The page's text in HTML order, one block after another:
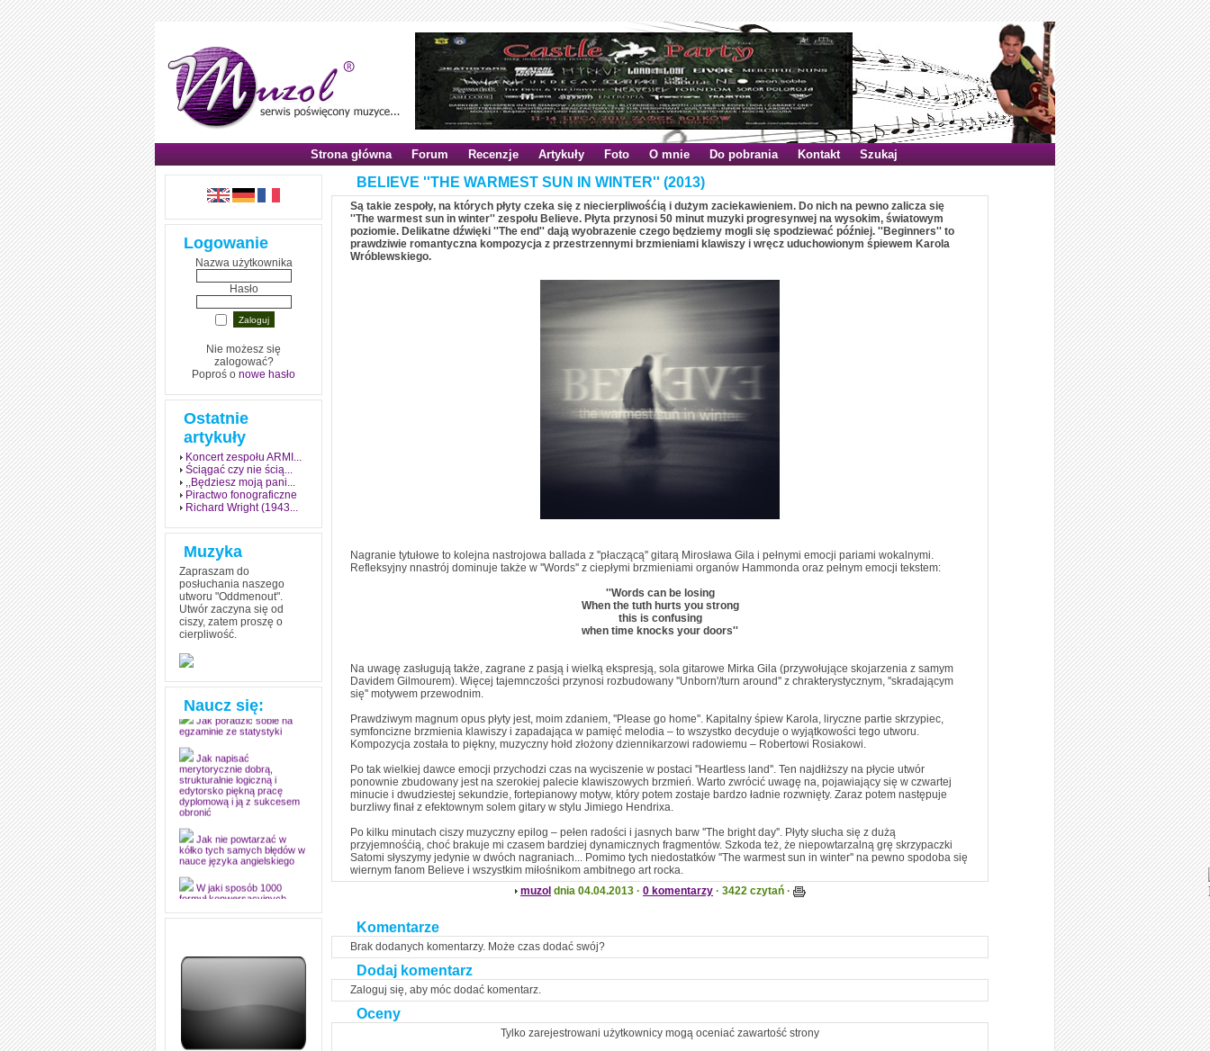
Strona główna Forum Recenzje Artykuły Foto O mnie Do pobrania Kontakt Szukaj
Logowanie
Nazwa użytkownika
Hasło
Nie możesz się
zalogować?
Poproś o nowe hasło
Ostatnie
artykuły
Koncert zespołu ARMI...
Ściągać czy nie ścią...
,,Będziesz moją pani...
Piractwo fonograficzne
Richard Wright (1943...
Muzyka
Zapraszam do
posłuchania naszego
utworu "Oddmenout".
Utwór zaczyna się od
ciszy, zatem proszę o
cierpliwość.
Naucz się:
Jak stworzyć fenomen
egzamin? Poznaj metody
mistrzów
Jak poradzić sobie na
egzaminie ze statystyki
Jak napisać
merytorycznie dobrą,
strukturalnie logiczną i
edytorsko piękną pracę
dyplomową i ją z sukcesem
obronić
Jak nie powtarzać w
kółko tych samych błędów w
nauce języka angielskiego
W jaki sposób 1000
pozwoli Ci opanować język
zapamiętasz
zrozumiale wytłumaczył, na
BELIEVE ''THE WARMEST SUN IN WINTER'' (2013)
Są takie zespoły, na których płyty czeka się z niecierpliwośćią i dużym zaciekawieniem. Do nich na pewno zalicza się
''The warmest sun in winter'' zespołu Believe. Płyta przynosi 50 minut muzyki progresynwej na wysokim, światowym
poziomie. Delikatne dźwięki ''The end'' dają wyobrazenie czego będziemy mogli się spodziewać później. ''Beginners'' to
prawdziwie romantyczna kompozycja z przestrzennymi brzmieniami klawiszy i wręcz uduchowionym śpiewem Karola
Wróblewskiego.
Nagranie tytułowe to kolejna nastrojowa ballada z ''płaczącą'' gitarą Mirosława Gila i pełnymi emocji pariami wokalnymi.
Refleksyjny nnastrój dominuje także w ''Words'' z ciepłymi brzmieniami organów Hammonda oraz pełnym emocji tekstem:
''Words can be losing
When the tuth hurts you strong
this is confusing
when time knocks your doors''
Na uwagę zasługują także, zagrane z pasją i wielką ekspresją, sola gitarowe Mirka Gila (przywołujące skojarzenia z samym
Davidem Gilmourem). Więcej tajemnczości przynosi rozbudowany ''Unborn'/turn around'' z chrakterystycznym, ''skradającym
się'' motywem przewodnim.
Prawdziwym magnum opus płyty jest, moim zdaniem, ''Please go home''. Kapitalny śpiew Karola, liryczne partie skrzypiec,
symfoncizne brzmienia klawiszy i zapadająca w pamięć melodia – to wszystko decyduje o wyjątkowości tego utworu.
Kompozycja została to piękny, muzyczny hołd złożony dziennikarzowi radowiemu – Robertowi Rosiakowi.
Po tak wielkiej dawce emocji przychodzi czas na wyciszenie w postaci ''Heartless land''. Ten najdłiższy na płycie utwór
ponownie zbudowany jest na szerokiej palecie klawiszowych brzmień. Warto zwrócić uwagę na, pojawiający się w czwartej
minucie i dwudziestej sekundzie, fortepianowy motyw, który potem zostaje bardzo ładnie rozwnięty. Zaraz potem następuje
burzliwy finał z efektownym solem gitary w stylu Jimiego Hendrixa.
Po kilku minutach ciszy muzyczny epilog – pełen radości i jasnych barw ''The bright day''. Płyty słucha się z dużą
przyjemnośćią, choć brakuje mi czasem bardziej dynamicznych fragmentów. Szkoda też, że niepowtarzalną grę skrzypaczki
Satomi słyszymy jedynie w dwóch nagraniach... Pomimo tych niedostatków ''The warmest sun in winter'' na pewno spodoba się
wiernym fanom Believe i wszystkim miłośnikom ambitnego art rocka.
muzol dnia 04.04.2013 · 0 komentarzy · 3422 czytań ·
Komentarze
Brak dodanych komentarzy. Może czas dodać swój?
Dodaj komentarz
Zaloguj się, aby móc dodać komentarz.
Oceny
Tylko zarejestrowani użytkownicy mogą oceniać zawartość strony